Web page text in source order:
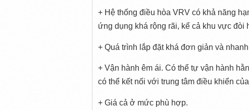
+ Hệ thống điều hòa VRV có khả năng
ứng dụng khá rộng rãi, kể cả khu vực đòi
+ Quá trình lắp đặt khá đơn giản và
+ Vận hành êm ái. Có thể tự vận hành
có thể kết nối với trung tâm điều khiển
+ Giá cả ở mức phù hợp.